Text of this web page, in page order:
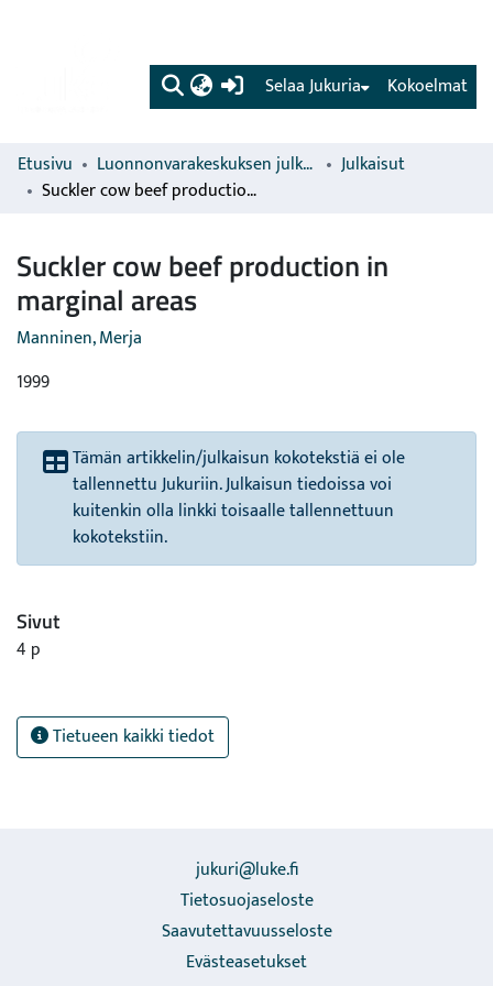
(current) Kokoelmat
Selaa Jukuria
Etusivu Luonnonvarakeskuksen julkaisut
Julkaisut
Suckler cow beef production in marginal areas
Suckler cow beef production in
marginal areas
Manninen, Merja
1999
Tämän artikkelin/julkaisun kokotekstiä ei ole
tallennettu Jukuriin. Julkaisun tiedoissa voi
kuitenkin olla linkki toisaalle tallennettuun
kokotekstiin.
Sivut
4 p
Tietueen kaikki tiedot
jukuri@luke.fi
Tietosuojaseloste
Saavutettavuusseloste
Evästeasetukset